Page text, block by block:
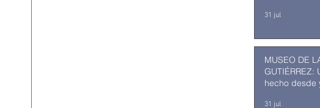
31 jul
MUSEO DE
GUTIÉRREZ:
hecho desde
31 jul